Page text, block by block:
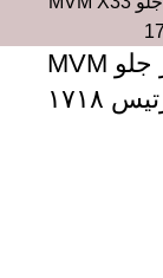
لنت ترمز جلو MVM